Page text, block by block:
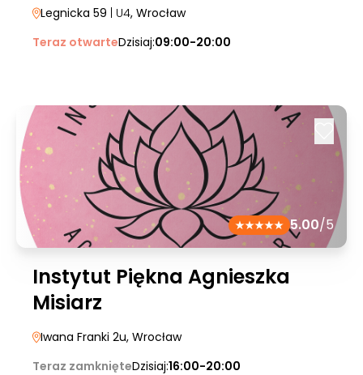
Legnicka 59 | U4, Wrocław
Teraz otwarteDzisiaj:09:00-20:00
5.00/5
Instytut Piękna Agnieszka
Misiarz
Iwana Franki 2u, Wrocław
Teraz zamknięteDzisiaj:16:00-20:00